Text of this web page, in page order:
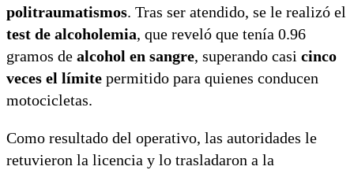
politraumatismos. Tras ser atendido, se le realizó el
test de alcoholemia, que reveló que tenía 0.96
gramos de alcohol en sangre, superando casi cinco
veces el límite permitido para quienes conducen
motocicletas.
Como resultado del operativo, las autoridades le
retuvieron la licencia y lo trasladaron a la